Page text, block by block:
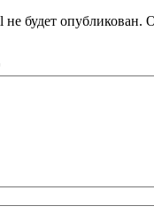
будет опубликован.